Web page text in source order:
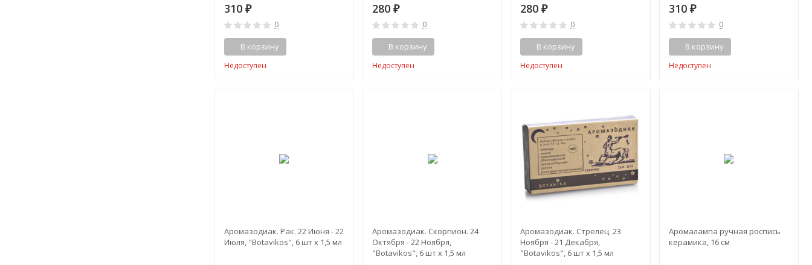
310 ₽
0
В корзину
Недоступен
280 ₽
0
В корзину
Недоступен
280₽
0
В корзину
Недоступен
310 ₽
0
В корзину
Недоступен
Аромазодиак. Рак. 22 Июня - 22
Июля, "Botavikos", 6 шт x 1,5 мл
Аромазодиак. Скорпион. 24
Октября - 22 Ноября,
"Botavikos", 6 шт x 1,5 мл
Аромазодиак. Стрелец. 23
Ноября - 21 Декабря,
"Botavikos", 6 шт x 1,5 мл
Аромалампа ручная роспись
керамика, 16 см